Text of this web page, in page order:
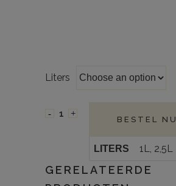
Liters
BESTEL NU
LITERS 1L, 2,5L
GERELATEERDE